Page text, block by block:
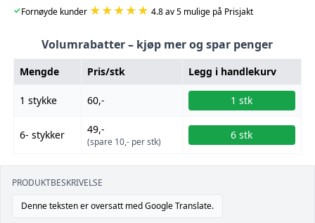
✓Fornøyde kunder ★★★★★ 4.8 av 5 mulige på Prisjakt
Volumrabatter – kjøp mer og spar penger
Mengde Pris/stk Legg i handlekurv
1 stykke 60,- 1 stk
6- stykker 49,-
(spare 10,- per stk)
6 stk
PRODUKTBESKRIVELSE
Denne teksten er oversatt med Google Translate.